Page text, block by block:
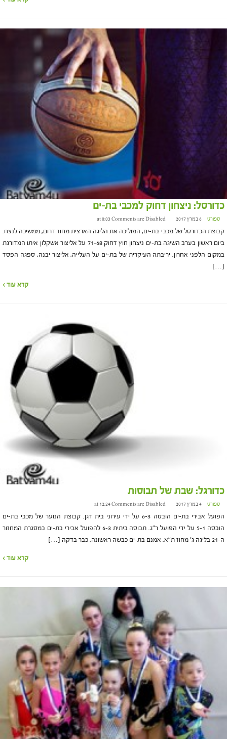
כדורסל: ניצחון דחוק למכבי בת-ים
ספורט 6 במרץ 2017 at 0:03 Comments are Disabled
קבוצת הכדורסל של מכבי בת-ים, המוליכה את הליגה הארצית מחוז דרום, ממשיכה לנצח.
ביום ראשון בערב השיגה בת-ים ניצחון חוץ דחוק 71-68 על אליצור אשקלון איתו המדורגת
במקום הלפני אחרון. יריבתה העיקרית של בת-ים על העלייה, אליצור יבנה, ספגה הפסד
[…]
קרא עוד ›
כדורגל: שבת של תבוסות
ספורט 4 במרץ 2017 at 12:24 Comments are Disabled
הפועל אבירי בת-ים הובסה 6-3 על ידי עירוני בית דגן. קבוצת הנוער של מכבי בת-ים
הובסה 5-1 על ידי הפועל ר"ג. תבוסה ביתית 6-3 להפועל אבירי בת-ים במסגרת המחזור
ה-21 בליגה ג' מחוז ת"א. אמנם בת-ים כבשה ראשונה, כבר בדקה […]
קרא עוד ›